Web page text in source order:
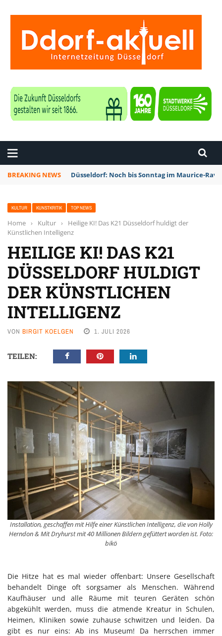
BREAKING NEWS Düsseldorf: Noch bis Sonntag im Maurice-
KULTUR KUNSTKRITIK TOP NEWS
Home › Kultur ›
Heilige KI! Das K21 Düsseldorf huldigt der
Künstlichen Intelligenz
HEILIGE KI! DAS K21
DÜSSELDORF HULDIGT
DER KÜNSTLICHEN
INTELLIGENZ
VON BIRGIT KOELGEN 1. JULI 2026
TEILEN:
Installation, geschaffen mit Hilfe einer Künstlichen Intelligenz, die von Holly
Herndon & Mit Dryhurst mit 40 Millionen Bildern gefüttert worden ist. Foto:
bikö
Die Hitze hat es mal wieder offenbart: Unsere Gesellschaft
behandelt Dinge oft sorgsamer als Menschen. Während
Kaufhäuser und alle Räume mit teuren Geräten schön
abgekühlt werden, muss die atmende Kreatur in Schulen,
Heimen, Kliniken sowie zuhause schwitzen und leiden. Da
gibt es nur eins: Ab ins Museum! Da herrschen immer